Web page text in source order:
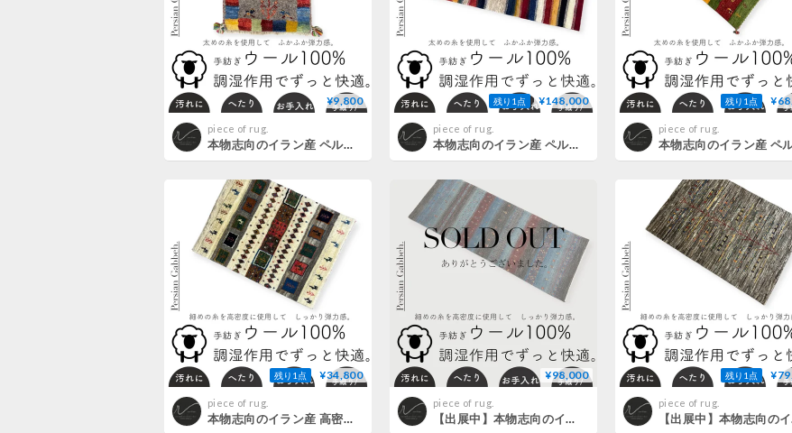
¥9,800
piece of rug.
本物志向のイラン産 ペルシャギャッベ 手織り 269370 40cmx60cm
残り1点 ¥148,000
piece of rug.
本物志向のイラン産 ペルシャギャッベ 手織り 282275 117cmx193cm
残り1点
piece of rug.
残り1点 ¥34,800
piece of rug.
本物志向のイラン産 高密度 ペルシャギャッベ 手織り 285088 52cmx71cm
¥98,000
piece of rug.
【出展中】本物志向のイラン産 高密度 ペルシャギャッベ 手織り 277952 58cmx156cm
残り1点
piece of rug.
【出展